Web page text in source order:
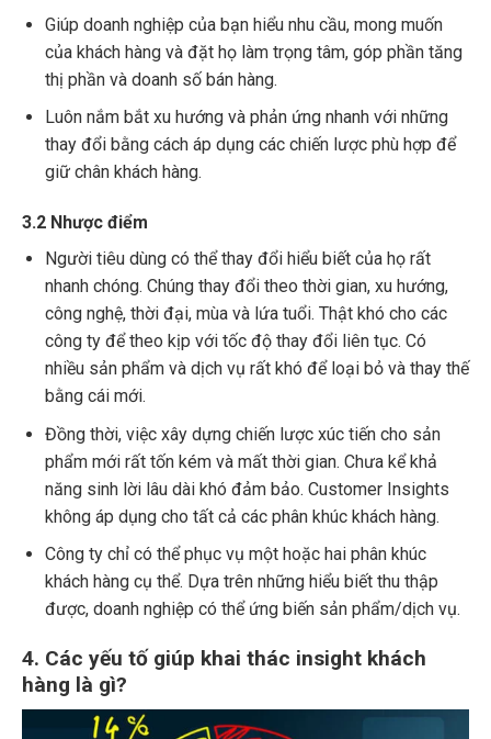
Giúp doanh nghiệp của bạn hiểu nhu cầu, mong muốn
của khách hàng và đặt họ làm trọng tâm, góp phần tăng
thị phần và doanh số bán hàng.
Luôn nắm bắt xu hướng và phản ứng nhanh với những
thay đổi bằng cách áp dụng các chiến lược phù hợp để
giữ chân khách hàng.
3.2 Nhược điểm
Người tiêu dùng có thể thay đổi hiểu biết của họ rất
nhanh chóng. Chúng thay đổi theo thời gian, xu hướng,
công nghệ, thời đại, mùa và lứa tuổi. Thật khó cho các
công ty để theo kịp với tốc độ thay đổi liên tục. Có
nhiều sản phẩm và dịch vụ rất khó để loại bỏ và thay thế
bằng cái mới.
Đồng thời, việc xây dựng chiến lược xúc tiến cho sản
phẩm mới rất tốn kém và mất thời gian. Chưa kể khả
năng sinh lời lâu dài khó đảm bảo. Customer Insights
không áp dụng cho tất cả các phân khúc khách hàng.
Công ty chỉ có thể phục vụ một hoặc hai phân khúc
khách hàng cụ thể. Dựa trên những hiểu biết thu thập
được, doanh nghiệp có thể ứng biến sản phẩm/dịch vụ.
4. Các yếu tố giúp khai thác insight khách
hàng là gì?